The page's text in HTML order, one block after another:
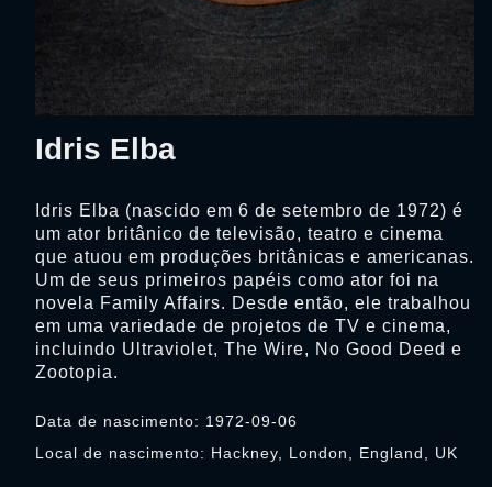
Idris Elba
Data de nascimento: 1972-09-06
Local de nascimento: Hackney, London, England, UK
Idris Elba (nascido em 6 de setembro de 1972) é
um ator britânico de televisão, teatro e cinema
que atuou em produções britânicas e americanas.
Um de seus primeiros papéis como ator foi na
novela Family Affairs. Desde então, ele trabalhou
em uma variedade de projetos de TV e cinema,
incluindo Ultraviolet, The Wire, No Good Deed e
Zootopia.